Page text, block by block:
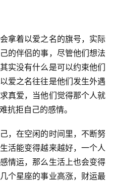
着以爱之名的旗号，实际
的伴侣的事，尽管他们想法
实没有什么是可以约束他们
爱之名往往是他们发生外遇
真爱，当他们觉得那个人就
抗拒自己的感情。
在空闲的时间里，不断努
活能变得越来越好，一个人
情运，那么生活上也会变得
个星座的事业高涨，财运最